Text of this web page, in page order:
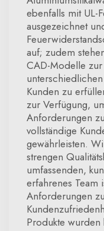
ebenfalls mit UL-
ausgezeichnet
auf; zudem
CAD-Modelle
Kunden zu
zur Verfügung,
Anforderungen
vollständige
gewährleisten.
strengen
umfassenden,
erfahrenes Team
Anforderungen
Produkte